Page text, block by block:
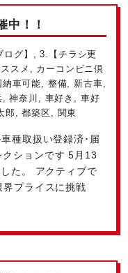
中！！
グ】 ,3.【チラシ更
スメ
カーコンビニ倶
納車可能 整備 新古車
,神奈川 車好き
車好
郎 ,都築区 関東
種取扱い登録済･届
ションです 5月13
た。 アクティブで
プライスに挑戦